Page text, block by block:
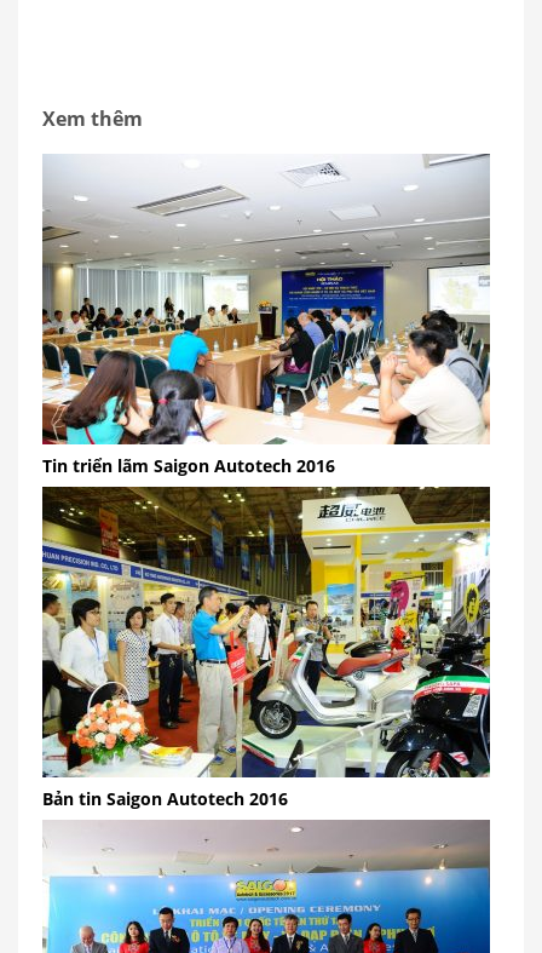
Xem thêm
Tin triển lãm Saigon Autotech 2016
Bản tin Saigon Autotech 2016